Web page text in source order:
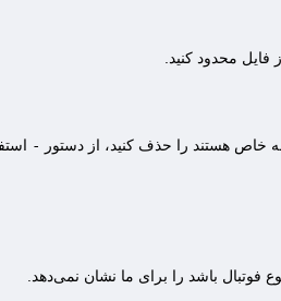
محدود کنید.
هستند را حذف کنید، از دستور -
فوتبال باشد را برای ما نشان نمی‌دهد.